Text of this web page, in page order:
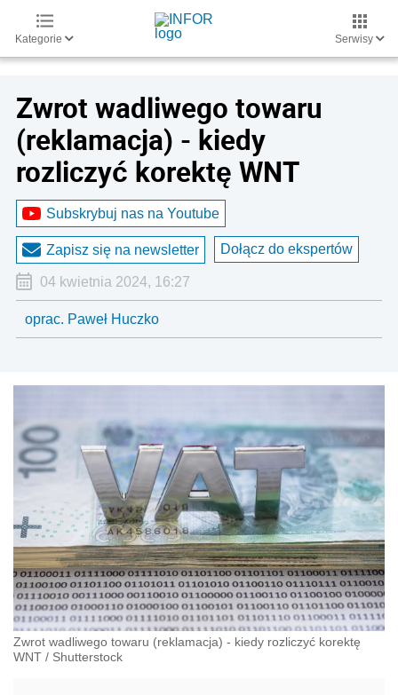
Kategorie Serwisy
Zwrot wadliwego towaru
(reklamacja) - kiedy
rozliczyć korektę WNT
Subskrybuj nas na Youtube
Zapisz się na newsletter Dołącz do ekspertów
04 kwietnia 2024, 16:27
oprac. Paweł Huczko
Zwrot wadliwego towaru (reklamacja) - kiedy rozliczyć korektę
WNT / Shutterstock